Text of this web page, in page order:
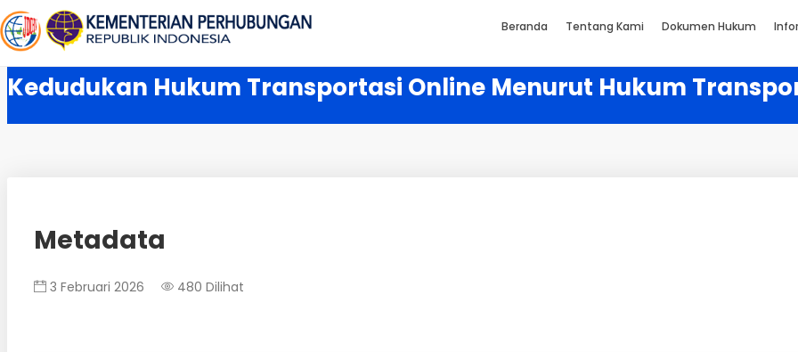
Beranda Tentang Kami Dokumen Hukum
Kedudukan Hukum Transportasi Online Menurut Hukum
Metadata
3 Februari 2026 480 Dilihat